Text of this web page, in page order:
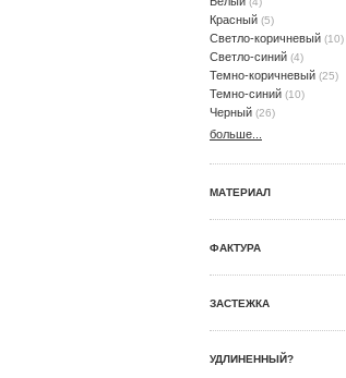
Красный (5)
Светло-коричневый (10)
Светло-синий (4)
Темно-коричневый (25)
Темно-синий (10)
Черный (26)
больше...
МАТЕРИАЛ
ФАКТУРА
ЗАСТЕЖКА
УДЛИНЕННЫЙ?